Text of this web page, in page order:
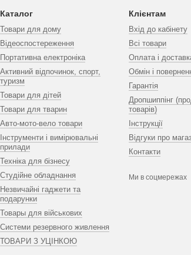
Каталог
Товари для дому
Відеоспостереження
Портативна електроніка
Активний відпочинок, спорт,
туризм
Товари для дітей
Товари для тварин
Авто-мото-вело товари
Інструменти і вимірювальні
прилади
Техніка для бізнесу
Студійне обладнання
Незвичайні гаджети та
подарунки
Товары для військових
Системи резервного живлення
ТОВАРИ З УЦІНКОЮ
Клієнтам
Вхід до кабінету
Всі товари
Оплата і
Обмін і
Гарантія
Дропшиппінг
товарів)
Інструкції
Відгуки про
Контакти
Ми в соцмережах